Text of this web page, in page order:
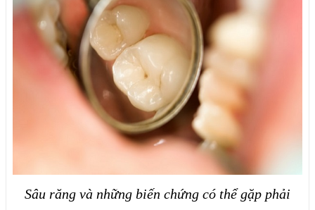
Sâu răng và những biến chứng có thể gặp phải